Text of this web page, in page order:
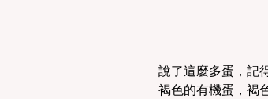
說了這麼多蛋，記
褐色的有機蛋，褐